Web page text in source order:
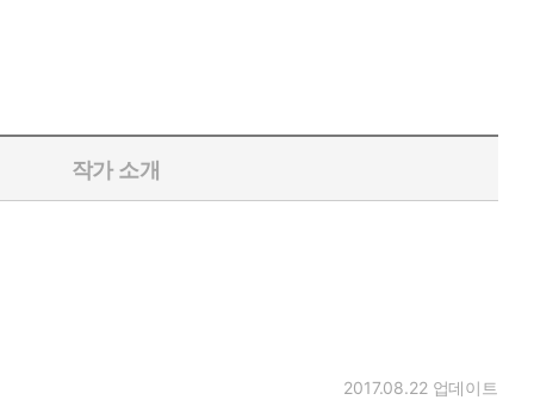
작가 소개
2017.08.22업데이트